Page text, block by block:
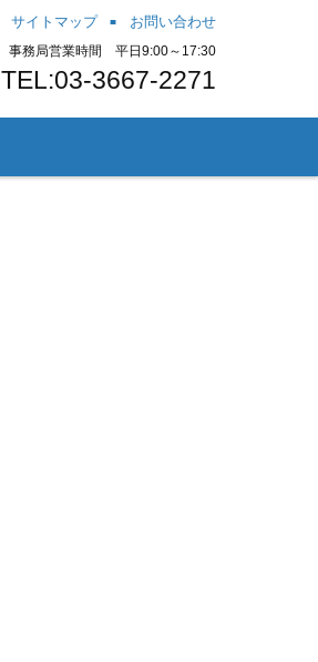
サイトマップ お問い合わせ
事務局営業時間 平日9:00～17:30
TEL:03-3667-2271